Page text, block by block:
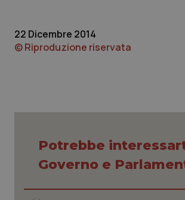
Puglia
Sicilia
Toscana
Umbria
Malattie rare
Neuroscienze & patologie
Obesità
Oftalmologia
22 Dicembre 2014
© Riproduzione riservata
Potrebbe
Governo e